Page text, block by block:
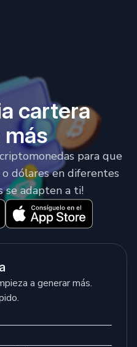
cartera
más
para que
dólares en diferentes
se adapten a ti!
a generar más.